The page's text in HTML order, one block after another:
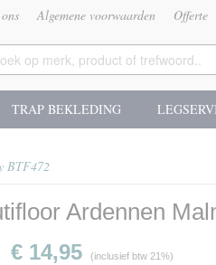
Algemene voorwaarden Offerte
TRAP BEKLEDING
BTF472
Ardennen
€ 14,95 (inclusief btw 21%)